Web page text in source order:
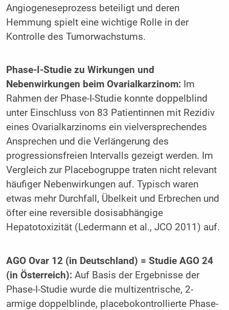
Angiogeneseprozess beteiligt und deren
Hemmung spielt eine wichtige Rolle in der
Kontrolle des Tumorwachstums.
Phase-I-Studie zu Wirkungen und
Nebenwirkungen beim Ovarialkarzinom: Im
Rahmen der Phase-I-Studie konnte doppelblind
unter Einschluss von 83 Patientinnen mit Rezidiv
eines Ovarialkarzinoms ein vielversprechendes
Ansprechen und die Verlängerung des
progressionsfreien Intervalls gezeigt werden. Im
Vergleich zur Placebogruppe traten nicht relevant
häufiger Nebenwirkungen auf. Typisch waren
etwas mehr Durchfall, Übelkeit und Erbrechen und
öfter eine reversible dosisabhängige
Hepatotoxizität (Ledermann et al., JCO 2011) auf.
AGO Ovar 12 (in Deutschland) = Studie AGO 24
(in Österreich): Auf Basis der Ergebnisse der
Phase-I-Studie wurde die multizentrische, 2-
armige doppelblinde, placebokontrollierte Phase-